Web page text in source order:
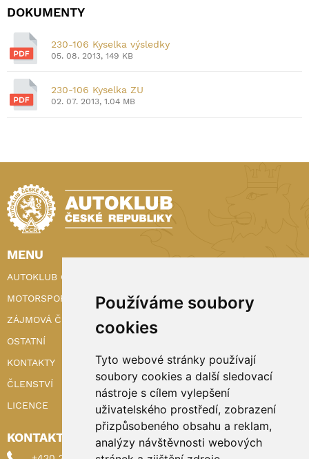
Používáme soubory
cookies
Tyto webové stránky používají
soubory cookies a další sledovací
nástroje s cílem vylepšení
uživatelského prostředí, zobrazení
přizpůsobeného obsahu a reklam,
analýzy návštěvnosti webových
DOKUMENTY
230-106 Kyselka výsledky
05. 08. 2013, 149 KB
230-106 Kyselka ZU
02. 07. 2013, 1.04 MB
MENU
AUTOKLUB ČR
MOTORSPORT
ZÁJMOVÁ ČINNOST
OSTATNÍ
KONTAKTY
ČLENSTVÍ
LICENCE
KONTAKTY